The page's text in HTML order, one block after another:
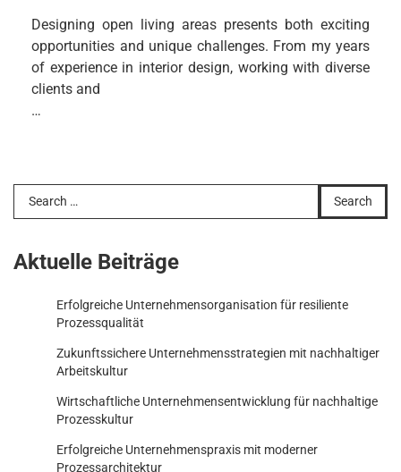
Designing open living areas presents both exciting
opportunities and unique challenges. From my years
of experience in interior design, working with diverse
clients and
…
Search
for:
Aktuelle Beiträge
Erfolgreiche Unternehmensorganisation für resiliente
Prozessqualität
Zukunftssichere Unternehmensstrategien mit nachhaltiger
Arbeitskultur
Wirtschaftliche Unternehmensentwicklung für nachhaltige
Prozesskultur
Erfolgreiche Unternehmenspraxis mit moderner
Prozessarchitektur